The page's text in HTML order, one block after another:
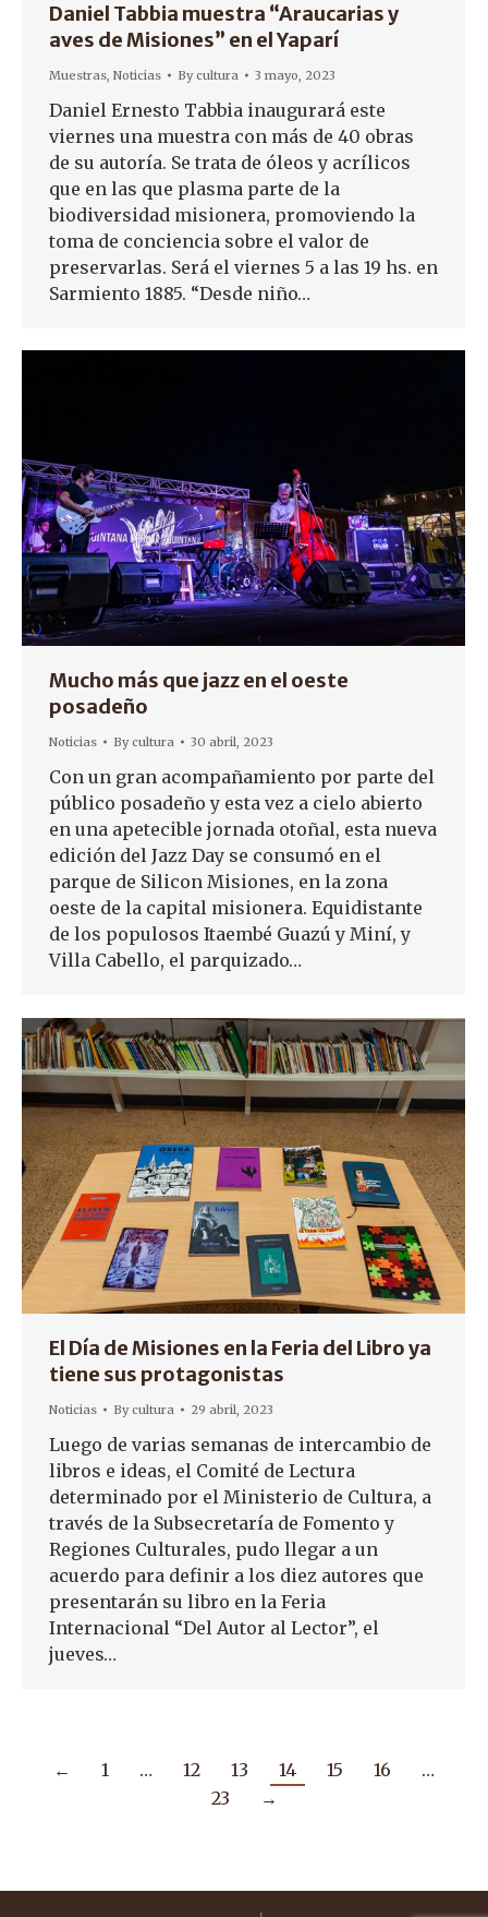
Daniel Tabbia muestra “Araucarias y
aves de Misiones” en el Yaparí
Muestras, Noticias Bycultura 3 mayo, 2023
Daniel Ernesto Tabbia inaugurará este
viernes una muestra con más de 40 obras
de su autoría. Se trata de óleos y acrílicos
que en las que plasma parte de la
biodiversidad misionera, promoviendo la
toma de conciencia sobre el valor de
preservarlas. Será el viernes 5 a las 19 hs. en
Sarmiento 1885. “Desde niño…
Mucho más que jazz en el oeste
posadeño
Noticias Bycultura 30 abril, 2023
Con un gran acompañamiento por parte del
público posadeño y esta vez a cielo abierto
en una apetecible jornada otoñal, esta nueva
edición del Jazz Day se consumó en el
parque de Silicon Misiones, en la zona
oeste de la capital misionera. Equidistante
de los populosos Itaembé Guazú y Miní, y
Villa Cabello, el parquizado…
El Día de Misiones en la Feria del Libro ya
tiene sus protagonistas
Noticias Bycultura 29 abril, 2023
Luego de varias semanas de intercambio de
libros e ideas, el Comité de Lectura
determinado por el Ministerio de Cultura, a
través de la Subsecretaría de Fomento y
Regiones Culturales, pudo llegar a un
acuerdo para definir a los diez autores que
presentarán su libro en la Feria
Internacional “Del Autor al Lector”, el
jueves…
← 1 … 12 13 14 15 16
…
23
→